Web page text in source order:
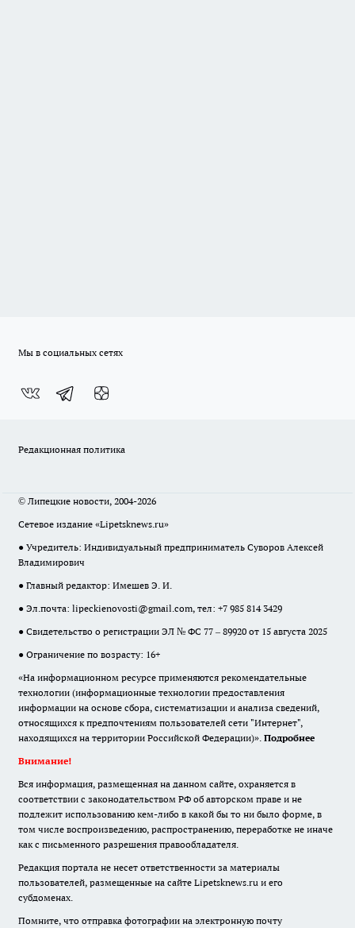
Мы в социальных сетях
Редакционная политика
© Липецкие новости, 2004-2026
Сетевое издание «Lipetsknews.ru»
● Учредитель: Индивидуальный предприниматель Суворов Алексей
Владимирович
● Главный редактор: Имешев Э. И.
● Эл.почта: lipeckienovosti@gmail.com, тел: +7 985 814 3429
● Свидетельство о регистрации ЭЛ № ФС 77 – 89920 от 15 августа 2025
● Ограничение по возрасту: 16+
«На информационном ресурсе применяются рекомендательные
технологии (информационные технологии предоставления
информации на основе сбора, систематизации и анализа сведений,
относящихся к предпочтениям пользователей сети "Интернет",
находящихся на территории Российской Федерации)». Подробнее
Внимание!
Вся информация, размещенная на данном сайте, охраняется в
соответствии с законодательством РФ об авторском праве и не
подлежит использованию кем-либо в какой бы то ни было форме, в
том числе воспроизведению, распространению, переработке не иначе
как с письменного разрешения правообладателя.
Редакция портала не несет ответственности за материалы
пользователей, размещенные на сайте Lipetsknews.ru и его
субдоменах.
Помните, что отправка фотографии на электронную почту